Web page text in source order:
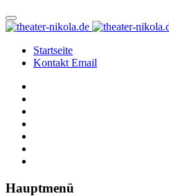
Startseite
Kontakt Email
Hauptmenü